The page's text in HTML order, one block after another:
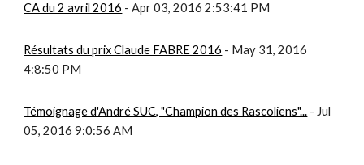
CA du 2 avril 2016 - Apr 03, 2016 2:53:41 PM
Résultats du prix Claude FABRE 2016 - May 31, 2016
4:8:50 PM
Témoignage d'André SUC, "Champion des Rascoliens"... - Jul
05, 2016 9:0:56 AM